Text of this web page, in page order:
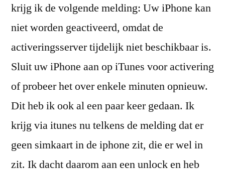
krijg ik de volgende melding: Uw iPhone kan
niet worden geactiveerd, omdat de
activeringsserver tijdelijk niet beschikbaar is.
Sluit uw iPhone aan op iTunes voor activering
of probeer het over enkele minuten opnieuw.
Dit heb ik ook al een paar keer gedaan. Ik
krijg via itunes nu telkens de melding dat er
geen simkaart in de iphone zit, die er wel in
zit. Ik dacht daarom aan een unlock en heb